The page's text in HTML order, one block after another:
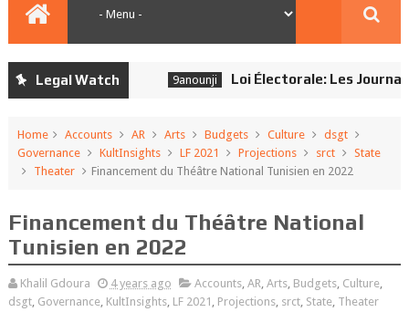
Legal Watch 9anounji Loi Électorale: Les
Home Accounts AR Arts Budgets Culture
dsgt
Governance
KultInsights LF 2021 Projections srct
State
Theater
Financement du Théâtre National Tunisien en 2022
Financement du Théâtre National
Tunisien en 2022
Khalil Gdoura 4 years ago Accounts, AR, Arts, Budgets, Culture,
dsgt, Governance, KultInsights, LF 2021 , Projections, srct, State, Theater